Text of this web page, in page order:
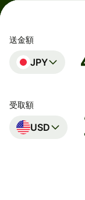
送金額
JPY
受取額
USD